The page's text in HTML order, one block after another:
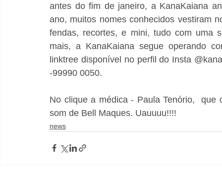
antes do fim de janeiro, a KanaKaiana
ano, muitos nomes conhecidos vestiram
fendas, recortes, e mini, tudo com uma
mais, a KanaKaiana segue operando
linktree disponível no perfil do Insta
-99990 0050.
No clique a médica - Paula Tenório,
som de Bell Maques. Uauuuu!!!!
news